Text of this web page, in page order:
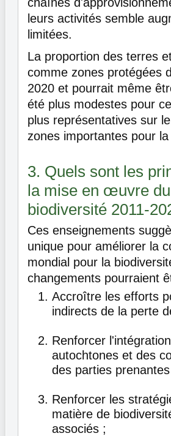
leurs activités semble
limitées.
La proportion des terres
comme zones protégées
2020 et pourrait même
été plus modestes pour
plus représentatives sur
zones importantes pour
3. Quels sont les
la mise en œuvre
biodiversité 2011-
Ces enseignements
unique pour améliorer la
mondial pour la
changements pourraient
Accroître les efforts
indirects de la perte
Renforcer
autochtones et des
des parties
Renforcer les
matière de
associés ;